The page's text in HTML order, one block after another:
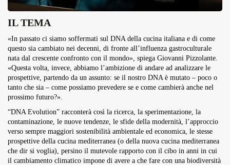
IL TEMA
«In passato ci siamo soffermati sul DNA della cucina italiana e di come
questo sia cambiato nei decenni, di fronte all’influenza gastroculturale
nata dal crescente confronto con il mondo», spiega Giovanni Pizzolante.
«Questa volta, invece, abbiamo l’ambizione di andare ad analizzare le
prospettive, partendo da un assunto: se il nostro DNA è mutato – poco o
tanto che sia – come possiamo prevedere se e come cambierà anche nel
prossimo futuro?».
“DNA Evolution” racconterà così la ricerca, la sperimentazione, la
contaminazione, le nuove tendenze, le sfide della modernità, l’approccio
verso sempre maggiori sostenibilità ambientale ed economica, le stesse
prospettive della cucina mediterranea (o della nuova cucina mediterranea
che dir si voglia), persino il mutevole rapporto con il cibo in anni in cui
il cambiamento climatico impone di avere a che fare con una biodiversità